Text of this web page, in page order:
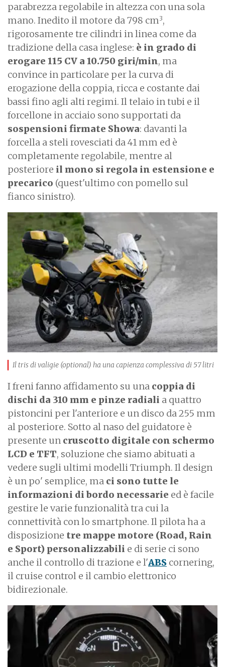
parabrezza regolabile in altezza con una sola
mano. Inedito il motore da 798 cm3,
rigorosamente tre cilindri in linea come da
tradizione della casa inglese: è in grado di
erogare 115 CV a 10.750 giri/min, ma
convince in particolare per la curva di
erogazione della coppia, ricca e costante dai
bassi fino agli alti regimi. Il telaio in tubi e il
forcellone in acciaio sono supportati da
sospensioni firmate Showa: davanti la
forcella a steli rovesciati da 41 mm ed è
completamente regolabile, mentre al
posteriore il mono si regola in estensione e
precarico (quest'ultimo con pomello sul
fianco sinistro).
I
a
e
Il tris di valigie (optional) ha una capienza complessiva di 57 litri
I freni fanno affidamento su una coppia di
dischi da 310 mm e pinze radiali a quattro
pistoncini per l'anteriore e un disco da 255 mm
al posteriore. Sotto al naso del guidatore è
presente un cruscotto digitale con schermo
LCD e TFT, soluzione che siamo abituati a
vedere sugli ultimi modelli Triumph. Il design
è un po' semplice, ma ci sono tutte le
informazioni di bordo necessarie ed è facile
gestire le varie funzionalità tra cui la
connettività con lo smartphone. Il pilota ha a
disposizione tre mappe motore (Road, Rain
e Sport) personalizzabili e di serie ci sono
anche il controllo di trazione e l'ABS cornering,
il cruise control e il cambio elettronico
bidirezionale.
I
a
g